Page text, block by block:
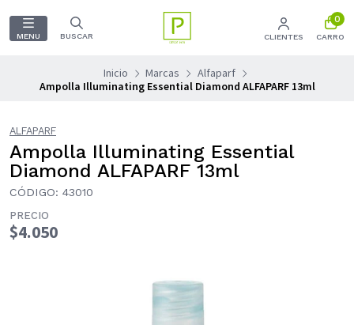
MENU BUSCAR CLIENTES
0
CARRO
Inicio Marcas
Alfaparf
Ampolla Illuminating Essential Diamond ALFAPARF 13ml
ALFAPARF
Ampolla Illuminating Essential
Diamond ALFAPARF 13ml
CÓDIGO: 43010
PRECIO
$4.050